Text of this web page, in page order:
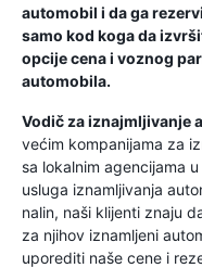
automobil i da ga
samo kod koga da
opcije cena i voznog
automobila.
Vodič za iznajmljivanje
većim kompanijama za
sa lokalnim agencijama u
usluga iznamljivanja
nalin, naši klijenti znaju
za njihov iznamljeni
uporediti naše cene i